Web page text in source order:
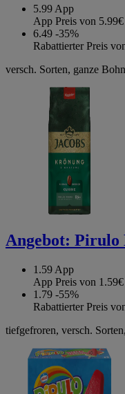
5.99 App
App Preis von 5.99€
6.49 -35%
Rabattierter Preis
versch. Sorten, ganze
Angebot: Pirulo
1.59 App
App Preis von 1.59€
1.79 -55%
Rabattierter Preis
tiefgefroren, versch.